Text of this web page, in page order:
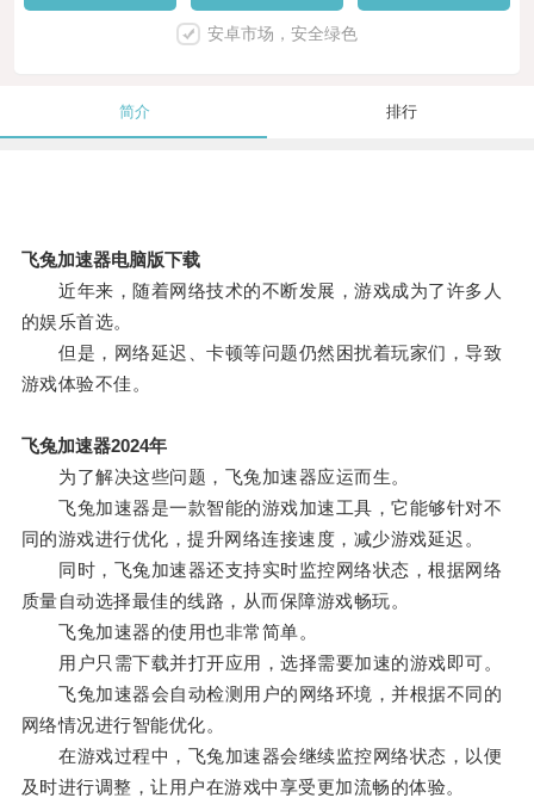
安卓市场，安全绿色
简介 排行
飞兔加速器电脑版下载
近年来，随着网络技术的不断发展，游戏成为了许多人
的娱乐首选。
但是，网络延迟、卡顿等问题仍然困扰着玩家们，导致
游戏体验不佳。
飞兔加速器2024年
为了解决这些问题，飞兔加速器应运而生。
飞兔加速器是一款智能的游戏加速工具，它能够针对不
同的游戏进行优化，提升网络连接速度，减少游戏延迟。
同时，飞兔加速器还支持实时监控网络状态，根据网络
质量自动选择最佳的线路，从而保障游戏畅玩。
飞兔加速器的使用也非常简单。
用户只需下载并打开应用，选择需要加速的游戏即可。
飞兔加速器会自动检测用户的网络环境，并根据不同的
网络情况进行智能优化。
在游戏过程中，飞兔加速器会继续监控网络状态，以便
及时进行调整，让用户在游戏中享受更加流畅的体验。